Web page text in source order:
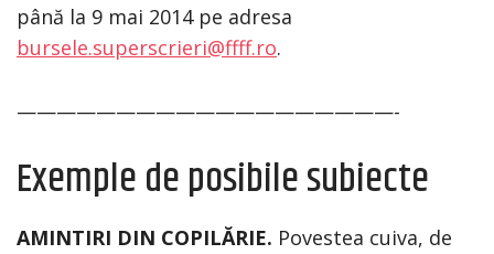
până la 9 mai 2014 pe adresa
bursele.superscrieri@ffff.ro.
———————————————————-
Exemple de posibile subiecte
AMINTIRI DIN COPILĂRIE. Povestea cuiva, de